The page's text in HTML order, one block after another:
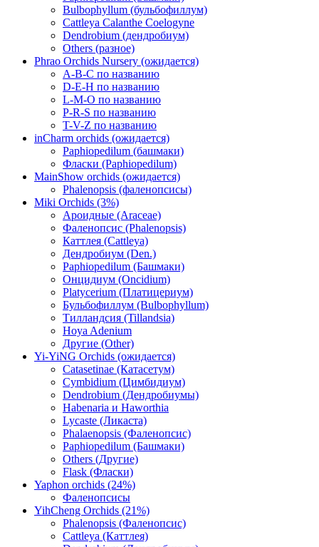
Bulbophyllum (бульбофиллум)
Cattleya Calanthe Coelogyne
Dendrobium (дендробиум)
Others (разное)
Phrao Orchids Nursery (ожидается)
A-B-C по названию
D-E-H по названию
L-M-O по названию
P-R-S по названию
T-V-Z по названию
inCharm orchids (ожидается)
Paphiopedilum (башмаки)
Фласки (Paphiopedilum)
MainShow orchids (ожидается)
Phalenopsis (фаленопсисы)
Miki Orchids (3%)
Ароидные (Araceae)
Фаленопсис (Phalenopsis)
Каттлея (Cattleya)
Дендробиум (Den.)
Paphiopedilum (Башмаки)
Онцидиум (Oncidium)
Platycerium (Платицериум)
Бульбофиллум (Bulbophyllum)
Тилландсия (Tillandsia)
Hoya Adenium
Другие (Other)
Yi-YiNG Orchids (ожидается)
Catasetinae (Катасетум)
Cymbidium (Цимбидиум)
Dendrobium (Дендробиумы)
Habenaria и Haworthia
Lycaste (Ликаста)
Phalaenopsis (Фаленопсис)
Paphiopedilum (Башмаки)
Others (Другие)
Flask (Фласки)
Yaphon orchids (24%)
Фаленопсисы
YihCheng Orchids (21%)
Phalenopsis (Фаленопсис)
Cattleya (Каттлея)